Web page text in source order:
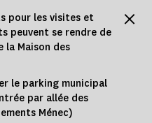
pour les visites et
peuvent se rendre de
la Maison des
le parking municipal
par allée des
Ménec)